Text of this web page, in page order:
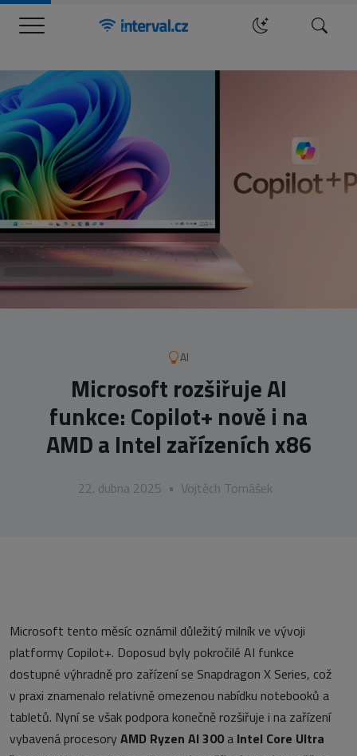
Menu Hledat
AI
Microsoft rozšiřuje AI
funkce: Copilot+ nově i na
AMD a Intel zařízeních x86
22. dubna 2025 • Vojtěch Tomášek
Microsoft tento měsíc oznámil důležitý milník ve vývoji
platformy Copilot+. Doposud byly pokročilé AI funkce
dostupné výhradně pro zařízení se Snapdragon X Series, což
v praxi znamenalo relativně omezenou nabídku notebooků a
tabletů. Nyní se však podpora konečně rozšiřuje i na zařízení
vybavená procesory AMD Ryzen AI 300 a Intel Core Ultra